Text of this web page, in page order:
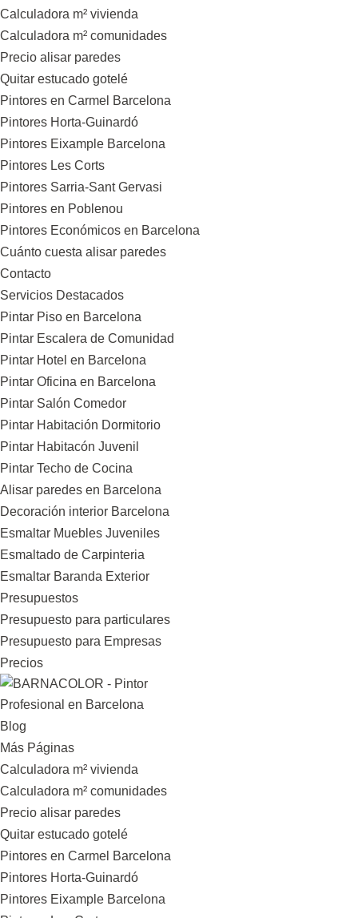
Calculadora m² vivienda
Calculadora m² comunidades
Precio alisar paredes
Quitar estucado gotelé
Pintores en Carmel Barcelona
Pintores Horta-Guinardó
Pintores Eixample Barcelona
Pintores Les Corts
Pintores Sarria-Sant Gervasi
Pintores en Poblenou
Pintores Económicos en Barcelona
Cuánto cuesta alisar paredes
Contacto
Servicios Destacados
Pintar Piso en Barcelona
Pintar Escalera de Comunidad
Pintar Hotel en Barcelona
Pintar Oficina en Barcelona
Pintar Salón Comedor
Pintar Habitación Dormitorio
Pintar Habitacón Juvenil
Pintar Techo de Cocina
Alisar paredes en Barcelona
Decoración interior Barcelona
Esmaltar Muebles Juveniles
Esmaltado de Carpinteria
Esmaltar Baranda Exterior
Presupuestos
Presupuesto para particulares
Presupuesto para Empresas
Precios
Blog
Más Páginas
Calculadora m² vivienda
Calculadora m² comunidades
Precio alisar paredes
Quitar estucado gotelé
Pintores en Carmel Barcelona
Pintores Horta-Guinardó
Pintores Eixample Barcelona